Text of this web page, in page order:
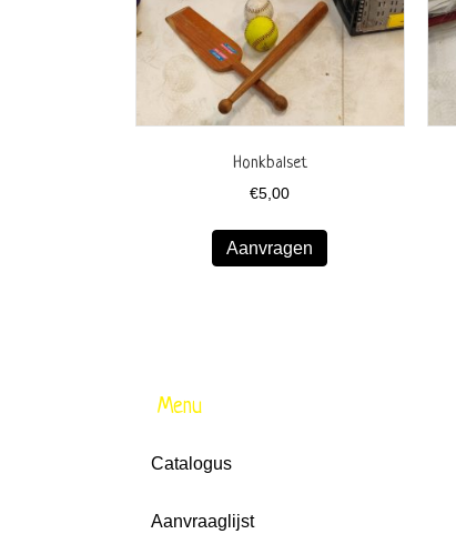
Honkbalset
€5,00
Aanvragen
Menu
Catalogus
Aanvraaglijst